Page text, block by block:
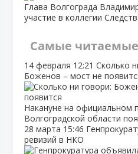
Глава Волгограда
участие в коллегии
Самые читаемые
14 февраля 12:21 Сколько
Боженов – мост не
Накануне на официальном
Волгоградской области
28 марта 15:46
ревизий в НКО